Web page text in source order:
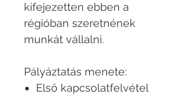
kifejezetten ebben a
régióban szeretnének
munkát vállalni.
Pályáztatás menete:
Első kapcsolatfelvétel